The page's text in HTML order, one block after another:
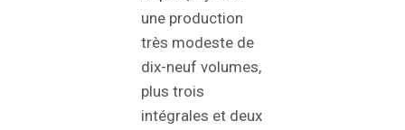
une production
très modeste de
dix-neuf volumes,
plus trois
intégrales et deux